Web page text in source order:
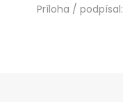
Príloha / podpísal: